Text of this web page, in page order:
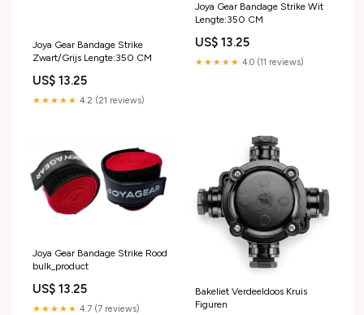
Joya Gear Bandage Strike
Zwart/Grijs Lengte:350 CM
US$ 13.25
★★★★★ 4.2 (21 reviews)
Joya Gear Bandage Strike Wit
Lengte:350 CM
US$ 13.25
★★★★★ 4.0 (11 reviews)
Joya Gear Bandage Strike Rood
bulk_product
US$ 13.25
★★★★★ 4.7 (7 reviews)
Bakeliet Verdeeldoos Kruis
Figuren